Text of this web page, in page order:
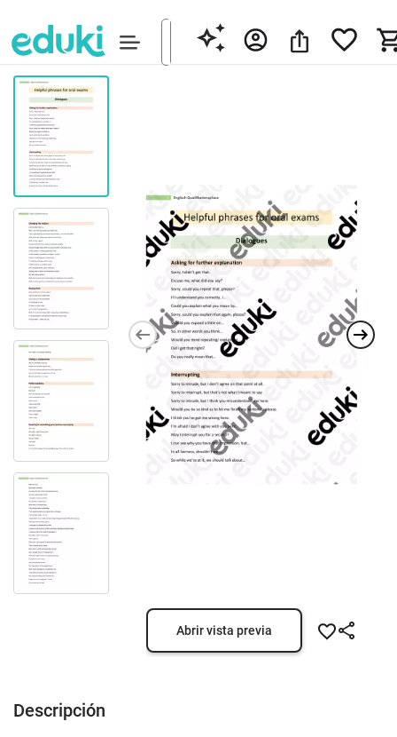
Abrir vista previa
Descripción